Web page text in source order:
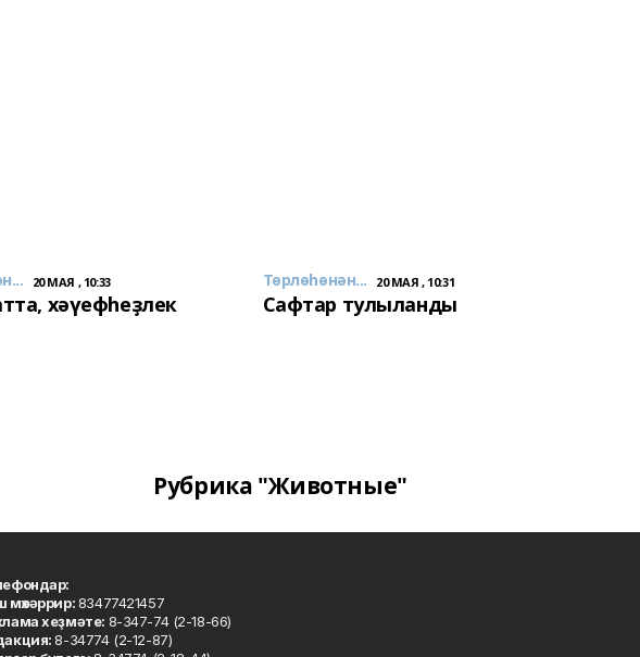
20 МАЯ , 10:33
хәүефһеҙлек
Төрлөһөнән... 20 МАЯ , 10:31
Сафтар тулыланды
Рубрика "Животные"
мөхәррир:83477421457
хеҙмәте: 8-347-74 (2-18-66)
8-34774 (2-12-87)